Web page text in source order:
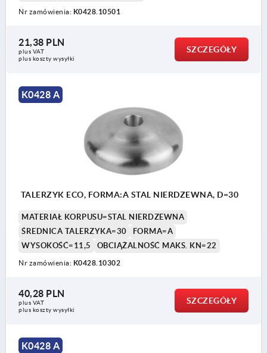
Nr zamówienia: K0428.10501
21,38 PLN
plus VAT
plus koszty wysyłki
SZCZEGÓŁY
K0428 A
TALERZYK ECO, FORMA:A STAL NIERDZEWNA, D=30
MATERIAŁ KORPUSU=STAL NIERDZEWNA
ŚREDNICA TALERZYKA=30
FORMA=A
WYSOKOŚĆ=11,5
OBCIĄŻALNOŚĆ MAKS. KN=22
Nr zamówienia: K0428.10302
40,28 PLN
plus VAT
plus koszty wysyłki
SZCZEGÓŁY
K0428 A